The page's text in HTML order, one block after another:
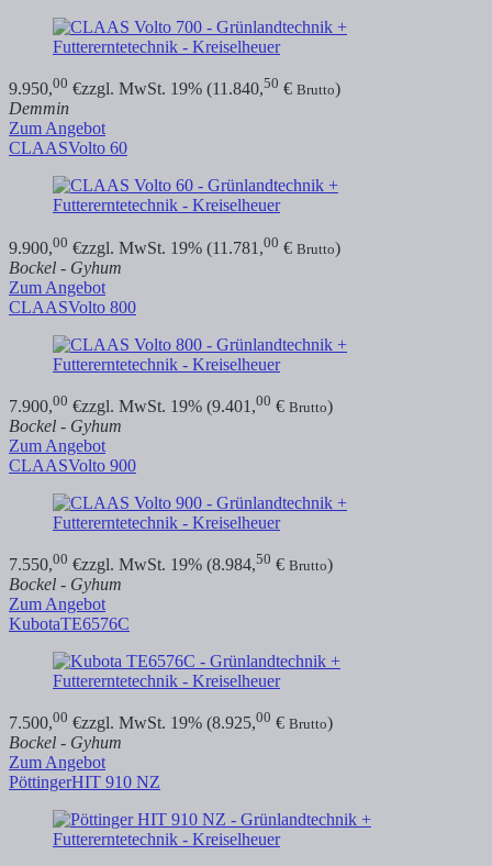
9.950,00 €zzgl. MwSt. 19% (11.840,50 € Brutto)
Demmin
Zum Angebot
CLAASVolto 60
9.900,00 €zzgl. MwSt. 19% (11.781,00 € Brutto)
Bockel - Gyhum
Zum Angebot
CLAASVolto 800
7.900,00 €zzgl. MwSt. 19% (9.401,00 € Brutto)
Bockel - Gyhum
Zum Angebot
CLAASVolto 900
7.550,00 €zzgl. MwSt. 19% (8.984,50 € Brutto)
Bockel - Gyhum
Zum Angebot
KubotaTE6576C
7.500,00 €zzgl. MwSt. 19% (8.925,00 € Brutto)
Bockel - Gyhum
Zum Angebot
PöttingerHIT 910 NZ